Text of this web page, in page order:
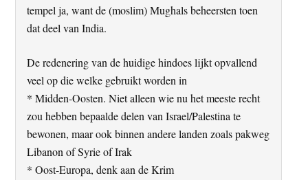
tempel ja, want de (moslim) Mughals beheersten toen
dat deel van India.
De redenering van de huidige hindoes lijkt opvallend
veel op die welke gebruikt worden in
* Midden-Oosten. Niet alleen wie nu het meeste recht
zou hebben bepaalde delen van Israel/Palestina te
bewonen, maar ook binnen andere landen zoals pakweg
Libanon of Syrie of Irak
* Oost-Europa, denk aan de Krim